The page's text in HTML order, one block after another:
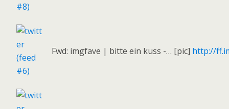
Fwd: imgfave | bitte ein kuss -… [pic] http://